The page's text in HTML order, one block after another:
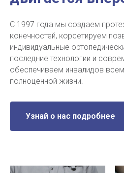
С 1997 года мы создаем
конечностей, корсетируем
индивидуальные
последние технологии и
обеспечиваем инвалидов
полноценной жизни.
Узнай о нас подробнее